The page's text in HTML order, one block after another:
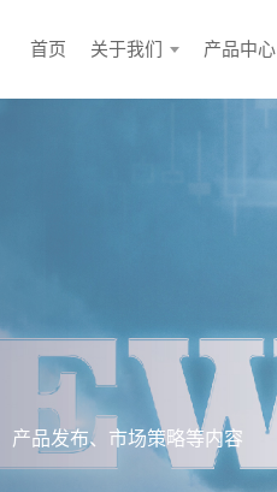
首页 关于我们 产品中心
产品发布、市场策略等内容